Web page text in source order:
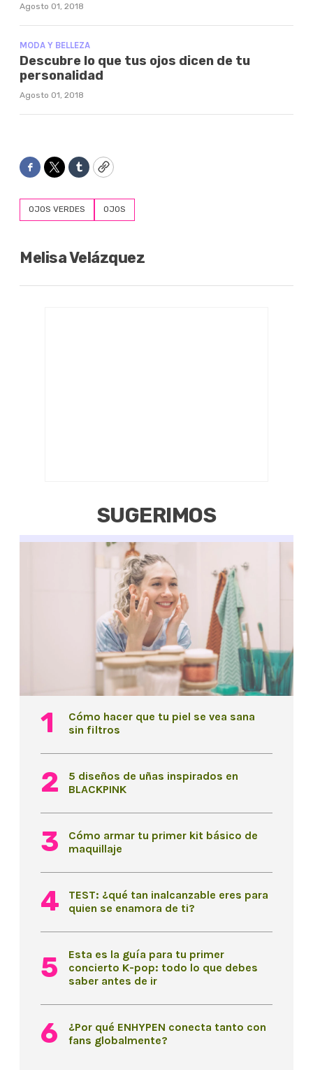
Agosto 01, 2018
MODA Y BELLEZA
Descubre lo que tus ojos dicen de tu
personalidad
Agosto 01, 2018
Facebook
TwitterTumblrCopy
OJOS VERDES OJOS
Melisa Velázquez
SUGERIMOS
Cómo hacer que tu piel se vea sana
sin filtros
5 diseños de uñas inspirados en
BLACKPINK
Cómo armar tu primer kit básico de
maquillaje
TEST: ¿qué tan inalcanzable eres para
quien se enamora de ti?
Esta es la guía para tu primer
concierto K-pop: todo lo que debes
saber antes de ir
¿Por qué ENHYPEN conecta tanto con
fans globalmente?